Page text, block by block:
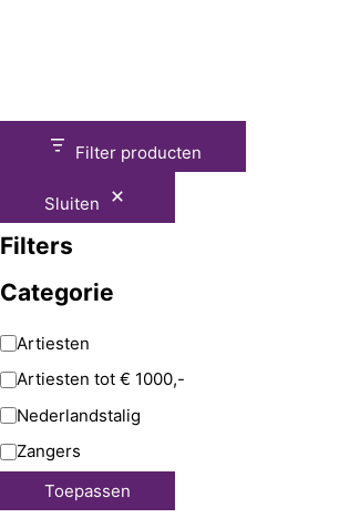
Filter producten
Sluiten
Filters
Categorie
Artiesten
Artiesten tot € 1000,-
Nederlandstalig
Zangers
Toepassen